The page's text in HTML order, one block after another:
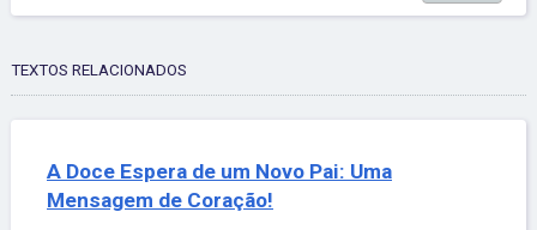
TEXTOS RELACIONADOS
A Doce Espera de um Novo Pai: Uma
Mensagem de Coração!